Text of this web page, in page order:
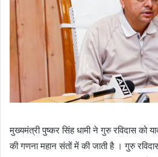
मुख्यमंत्री पुष्कर सिंह धामी ने गुरु रविदास को
की गणना महान संतों में की जाती है । गुरु